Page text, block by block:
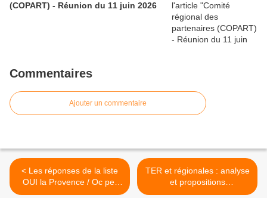
(COPART) - Réunion du 11 juin 2026
Commentaires
Ajouter un commentaire
< Les réponses de la liste
OUI la Provence / Oc per
Provença
TER et régionales : analyse
et propositions
du"Rassemblement